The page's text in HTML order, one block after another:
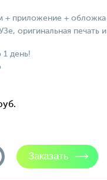
+ приложение + обложка
оригинальная печать и
1 день!